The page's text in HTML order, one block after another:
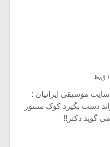
سایت موسیقی ایرانیان :
دست بگیرد کوک سنتور
گوید دکتر!!